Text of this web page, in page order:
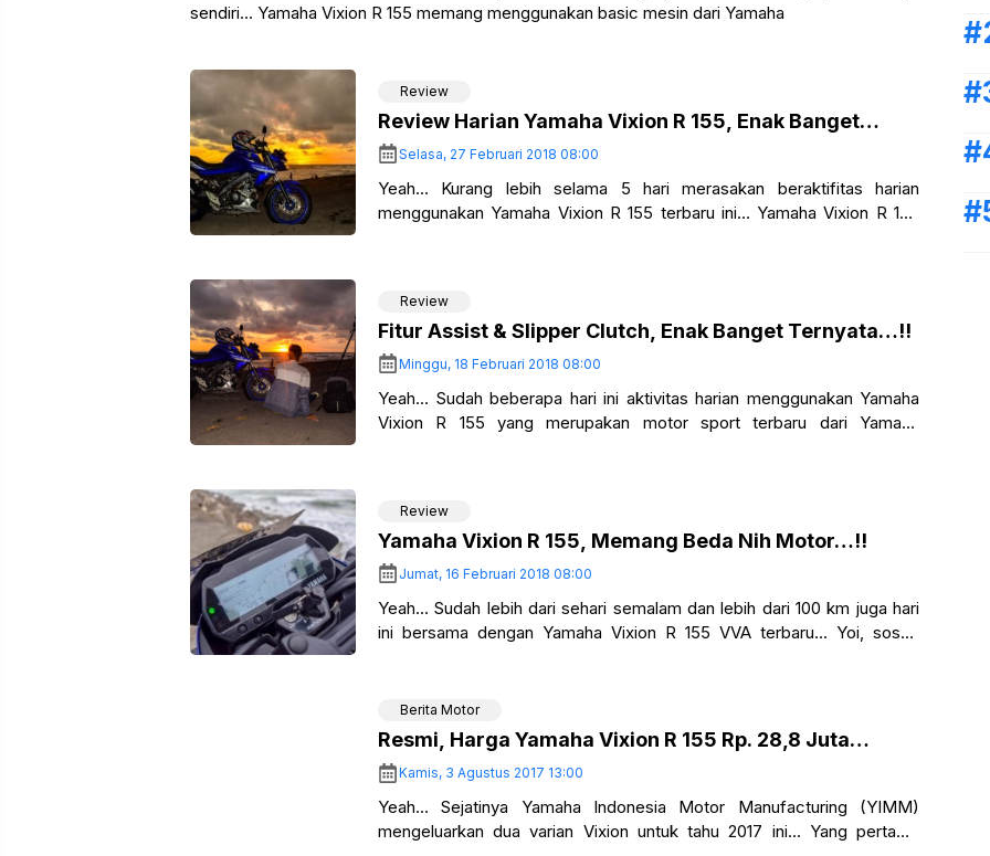
sendiri… Yamaha Vixion R 155 memang menggunakan basic mesin dari Yamaha
Review
Review Harian Yamaha Vixion R 155, Enak Banget…
Selasa, 27 Februari 2018 08:00
Yeah… Kurang lebih selama 5 hari merasakan beraktifitas harian
menggunakan Yamaha Vixion R 155 terbaru ini… Yamaha Vixion R 155
Review
Fitur Assist & Slipper Clutch, Enak Banget Ternyata…!!
Minggu, 18 Februari 2018 08:00
Yeah… Sudah beberapa hari ini aktivitas harian menggunakan Yamaha
Vixion R 155 yang merupakan motor sport terbaru dari Yamaha
Review
Yamaha Vixion R 155, Memang Beda Nih Motor…!!
Jumat, 16 Februari 2018 08:00
Yeah… Sudah lebih dari sehari semalam dan lebih dari 100 km juga hari
ini bersama dengan Yamaha Vixion R 155 VVA terbaru… Yoi, sosok
Berita Motor
Resmi, Harga Yamaha Vixion R 155 Rp. 28,8 Juta…
Kamis, 3 Agustus 2017 13:00
Yeah… Sejatinya Yamaha Indonesia Motor Manufacturing (YIMM)
mengeluarkan dua varian Vixion untuk tahu 2017 ini… Yang pertama